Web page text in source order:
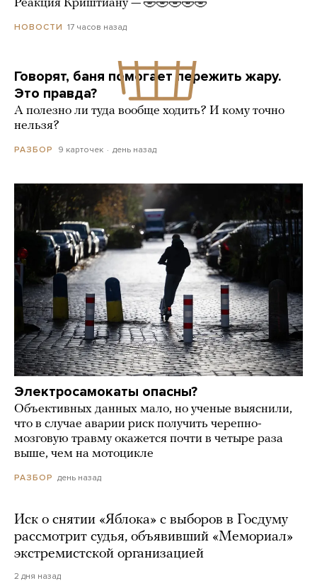
Реакция Криштиану — 🤣🤣🤣🤣🤣
НОВОСТИ 17 часов назад
Говорят, баня помогает пережить жару.
Это правда?
А полезно ли туда вообще ходить? И кому точно
нельзя?
РАЗБОР 9 карточек день назад
Электросамокаты опасны?
Объективных данных мало, но ученые выяснили,
что в случае аварии риск получить черепно-
мозговую травму окажется почти в четыре раза
выше, чем на мотоцикле
РАЗБОР день назад
Иск о снятии «Яблока» с выборов в Госдуму
рассмотрит судья, объявивший «Мемориал»
экстремистской организацией
2 дня назад